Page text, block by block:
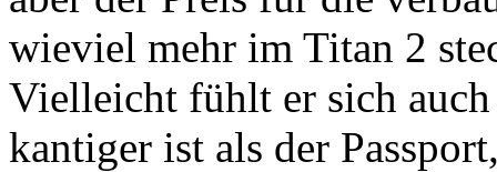
wieviel mehr im Titan 2
Vielleicht fühlt er sich
kantiger ist als der